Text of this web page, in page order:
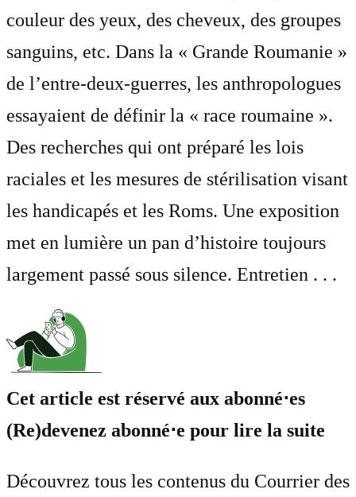
couleur des yeux, des cheveux, des groupes
sanguins, etc. Dans la « Grande Roumanie »
de l’entre-deux-guerres, les anthropologues
essayaient de définir la « race roumaine ».
Des recherches qui ont préparé les lois
raciales et les mesures de stérilisation visant
les handicapés et les Roms. Une exposition
met en lumière un pan d’histoire toujours
largement passé sous silence. Entretien . . .
Cet article est réservé aux abonné⋅es
(Re)devenez abonné⋅e pour lire la suite
Découvrez tous les contenus du Courrier des